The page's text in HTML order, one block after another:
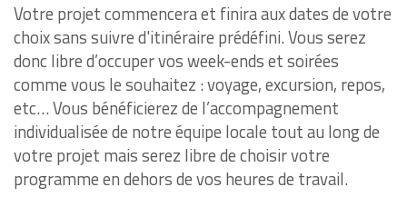
Votre projet commencera et finira aux dates de votre
choix sans suivre d'itinéraire prédéfini. Vous serez
donc libre d’occuper vos week-ends et soirées
comme vous le souhaitez : voyage, excursion, repos,
etc… Vous bénéficierez de l’accompagnement
individualisée de notre équipe locale tout au long de
votre projet mais serez libre de choisir votre
programme en dehors de vos heures de travail.